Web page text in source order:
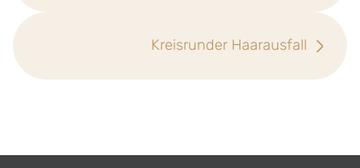
Kreisrunder Haarausfall